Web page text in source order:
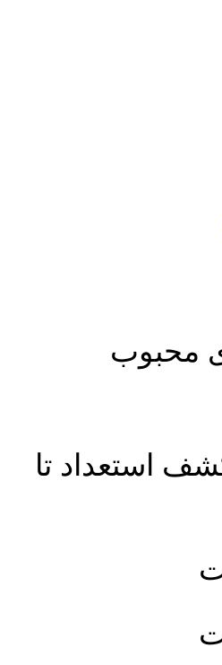
محبوب
استعداد تا